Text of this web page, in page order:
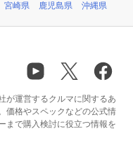
宮崎県 鹿児島県 沖縄県
が運営するクルマに関するあ
価格やスペックなどの公式情
まで購入検討に役立つ情報を